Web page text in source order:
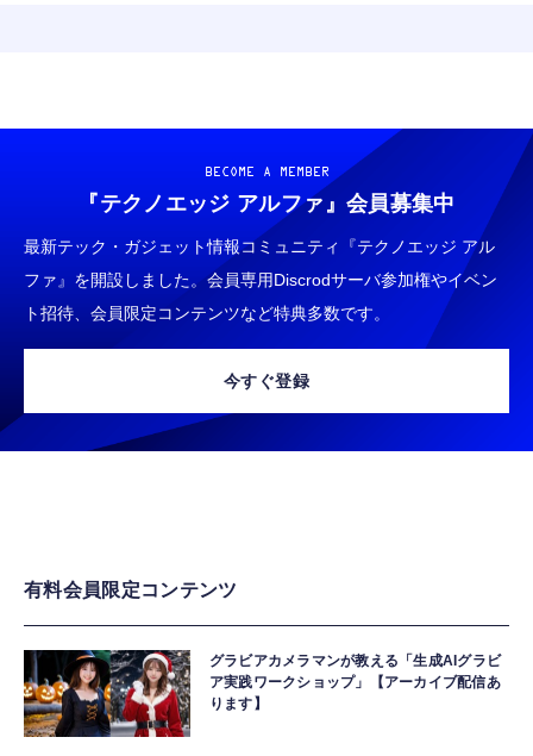
BECOME A MEMBER
『テクノエッジ アルファ』 会員募集中
最新テック・ガジェット情報コミュニティ『テクノエッジ アル
ファ』を開設しました。会員専用Discrodサーバ参加権やイベン
ト招待、会員限定コンテンツなど特典多数です。
今すぐ登録
有料会員限定コンテンツ
グラビアカメラマンが教える「生成AIグラビ
ア実践ワークショップ」【アーカイブ配信あ
ります】